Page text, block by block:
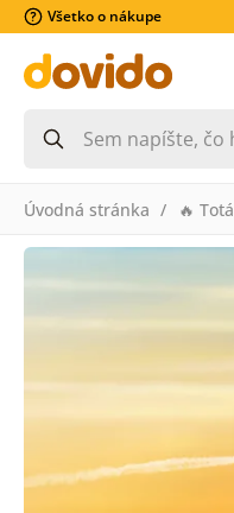
Všetko o nákupe
Úvodná stránka 🔥